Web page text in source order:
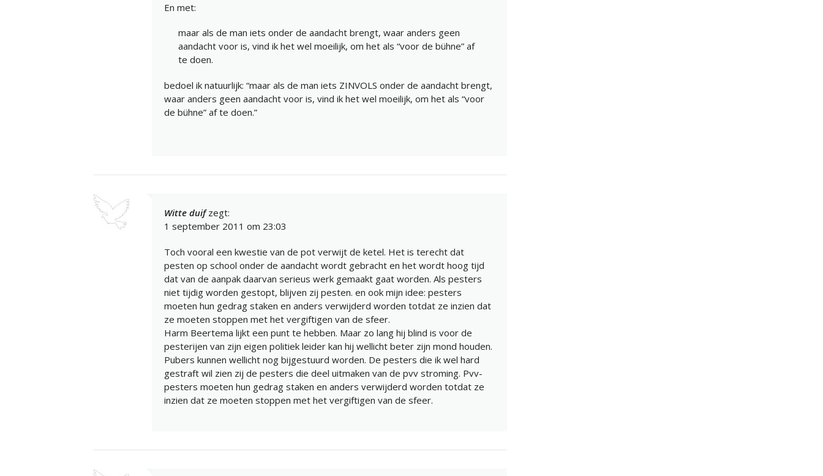
En met:
maar als de man iets onder de aandacht brengt, waar anders geen
aandacht voor is, vind ik het wel moeilijk, om het als “voor de bühne” af
te doen.
bedoel ik natuurlijk: “maar als de man iets ZINVOLS onder de aandacht brengt,
waar anders geen aandacht voor is, vind ik het wel moeilijk, om het als “voor
de bühne” af te doen.”
Witte duif zegt:
1 september 2011 om 23:03
Toch vooral een kwestie van de pot verwijt de ketel. Het is terecht dat
pesten op school onder de aandacht wordt gebracht en het wordt hoog tijd
dat van de aanpak daarvan serieus werk gemaakt gaat worden. Als pesters
niet tijdig worden gestopt, blijven zij pesten. en ook mijn idee: pesters
moeten hun gedrag staken en anders verwijderd worden totdat ze inzien dat
ze moeten stoppen met het vergiftigen van de sfeer.
Harm Beertema lijkt een punt te hebben. Maar zo lang hij blind is voor de
pesterijen van zijn eigen politiek leider kan hij wellicht beter zijn mond houden.
Pubers kunnen wellicht nog bijgestuurd worden. De pesters die ik wel hard
gestraft wil zien zij de pesters die deel uitmaken van de pvv stroming. Pvv-
pesters moeten hun gedrag staken en anders verwijderd worden totdat ze
inzien dat ze moeten stoppen met het vergiftigen van de sfeer.